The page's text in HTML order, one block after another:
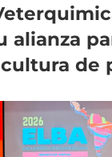
alianza
de